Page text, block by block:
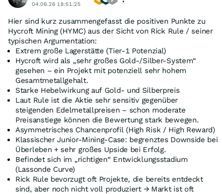
04.06.26 18:51:25
Hier sind kurz zusammengefasst die positiven Punkte zu
Hycroft Mining (HYMC) aus der Sicht von Rick Rule / seiner
typischen Argumentation:
Extrem große Lagerstätte (Tier-1 Potenzial)
Hycroft wird als „sehr großes Gold-/Silber-System“
gesehen – ein Projekt mit potenziell sehr hohem
Gesamtmetallgehalt.
Starke Hebelwirkung auf Gold- und Silberpreis
Laut Rule ist die Aktie sehr sensitiv gegenüber
steigenden Edelmetallpreisen – schon moderate
Preisanstiege können die Bewertung stark bewegen.
Asymmetrisches Chancenprofil (High Risk / High Reward)
Klassischer Junior-Mining-Case: begrenztes Downside bei
Überleben + sehr großes Upside bei Erfolg.
Befindet sich im „richtigen“ Entwicklungsstadium
(Lassonde Curve)
Rick Rule bevorzugt oft Projekte, die bereits entdeckt
sind, aber noch nicht voll produziert → Markt ist oft